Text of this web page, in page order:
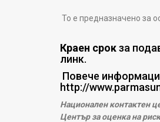
То е предназначено за
Краен срокза
линк.
Повече
http://
Национален контактен
Център за оценка на